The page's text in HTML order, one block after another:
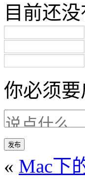
目前还
你必须要
发布
« Mac下